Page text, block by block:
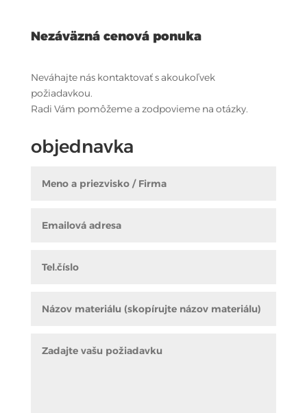
Nezáväzná cenová ponuka
Neváhajte nás kontaktovať s akoukoľvek
požiadavkou.
Radi Vám pomôžeme a zodpovieme na otázky.
objednavka